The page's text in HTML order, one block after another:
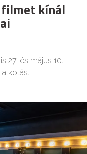
filmet kínál
27. és május 10.